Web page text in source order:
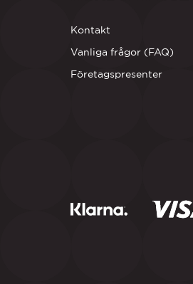
Kontakt
Vanliga frågor (FAQ)
Företagspresenter